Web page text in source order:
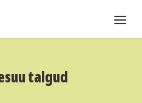
talgud